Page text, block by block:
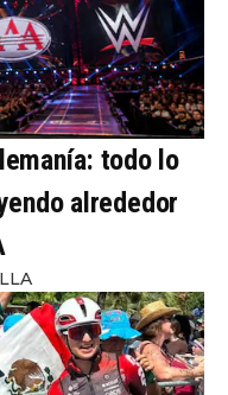
todo lo
alrededor